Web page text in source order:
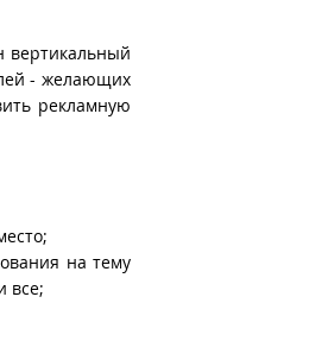
вертикальный
- желающих
рекламную
на тему
все;